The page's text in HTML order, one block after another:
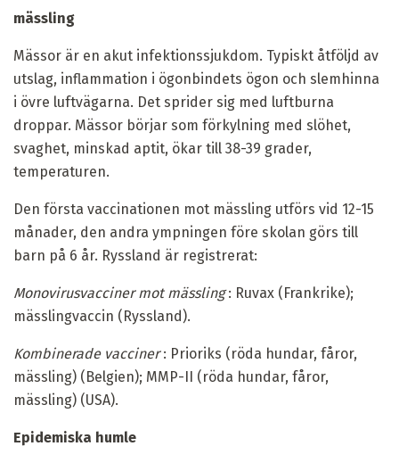
mässling
Mässor är en akut infektionssjukdom. Typiskt åtföljd av
utslag, inflammation i ögonbindets ögon och slemhinna
i övre luftvägarna. Det sprider sig med luftburna
droppar. Mässor börjar som förkylning med slöhet,
svaghet, minskad aptit, ökar till 38-39 grader,
temperaturen.
Den första vaccinationen mot mässling utförs vid 12-15
månader, den andra ympningen före skolan görs till
barn på 6 år. Ryssland är registrerat:
Monovirusvacciner mot mässling: Ruvax (Frankrike);
mässlingvaccin (Ryssland).
Kombinerade vacciner: Prioriks (röda hundar, fåror,
mässling) (Belgien); MMP-II (röda hundar, fåror,
mässling) (USA).
Epidemiska humle